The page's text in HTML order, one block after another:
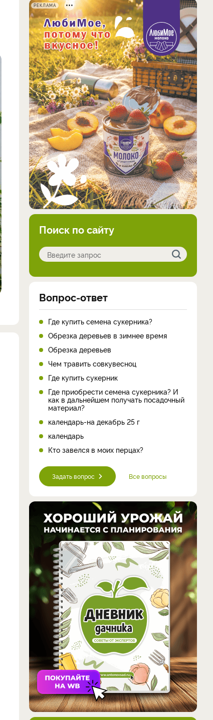
РЕКЛАМА
Поиск по сайту
Вопрос-ответ
Где купить семена сукерника?
Обрезка деревьев в зимнее время
Обрезка деревьев
Чем травить совкувесноц
Где купить сукерник
Где приобрести семена сукерника? И
как в дальнейшем получать посадочный
материал?
календарь-на декабрь 25 г
календарь
Кто завелся в моих перцах?
Задать вопрос Все вопросы